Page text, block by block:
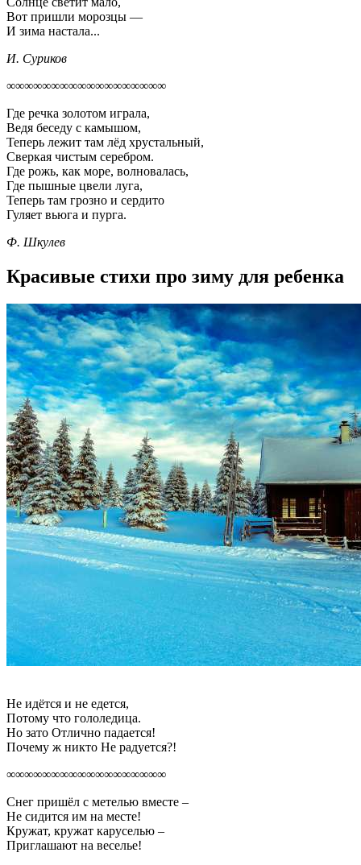
Вот пришли морозцы —
И зима настала...
И. Суриков
∞∞∞∞∞∞∞∞∞∞∞∞∞∞∞∞∞∞
Где речка золотом играла,
Ведя беседу с камышом,
Теперь лежит там лёд хрустальный,
Сверкая чистым серебром.
Где рожь, как море, волновалась,
Где пышные цвели луга,
Теперь там грозно и сердито
Гуляет вьюга и пурга.
Ф. Шкулев
Красивые стихи про зиму для ребенка
Не идётся и не едется,
Потому что гололедица.
Но зато Отлично падается!
Почему ж никто Не радуется?!
∞∞∞∞∞∞∞∞∞∞∞∞∞∞∞∞∞∞
Снег пришёл с метелью вместе –
Не сидится им на месте!
Кружат, кружат каруселью –
Приглашают на веселье!